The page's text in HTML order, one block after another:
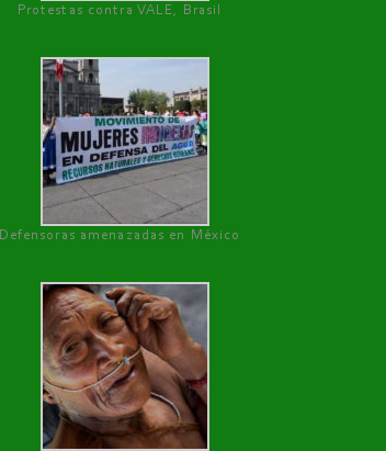
Protestas contra VALE, Brasil
Defensoras amenazadas en México